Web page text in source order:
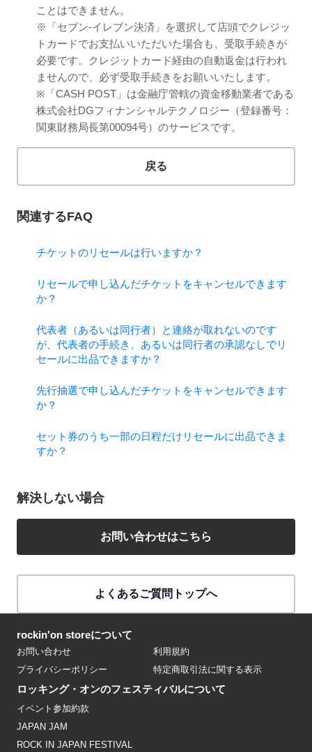
ことはできません。
※「セブン-イレブン決済」を選択して店頭でクレジッ
トカードでお支払いいただいた場合も、受取手続きが
必要です。クレジットカード経由の自動返金は行われ
ませんので、必ず受取手続きをお願いいたします。
※「CASH POST」は金融庁管轄の資金移動業者である
株式会社DGフィナンシャルテクノロジー（登録番号：
関東財務局長第00094号）のサービスです。
戻る
関連するFAQ
チケットのリセールは行いますか？
リセールで申し込んだチケットをキャンセルできます
か？
代表者（あるいは同行者）と連絡が取れないのです
が、代表者の手続き、あるいは同行者の承認なしでリ
セールに出品できますか？
先行抽選で申し込んだチケットをキャンセルできます
か？
セット券のうち一部の日程だけリセールに出品できま
すか？
解決しない場合
お問い合わせはこちら
よくあるご質問トップへ
rockin'on storeについて
お問い合わせ
利用規約
プライバシーポリシー
特定商取引法に関する表示
ロッキング・オンのフェスティバルについて
イベント参加約款
JAPAN JAM
ROCK IN JAPAN FESTIVAL